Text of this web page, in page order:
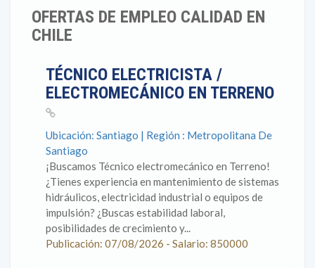
OFERTAS DE EMPLEO CALIDAD EN
CHILE
TÉCNICO ELECTRICISTA /
ELECTROMECÁNICO EN TERRENO
Ubicación: Santiago | Región : Metropolitana De
Santiago
¡Buscamos Técnico electromecánico en Terreno!
¿Tienes experiencia en mantenimiento de sistemas
hidráulicos, electricidad industrial o equipos de
impulsión? ¿Buscas estabilidad laboral,
posibilidades de crecimiento y...
Publicación: 07/08/2026 - Salario: 850000